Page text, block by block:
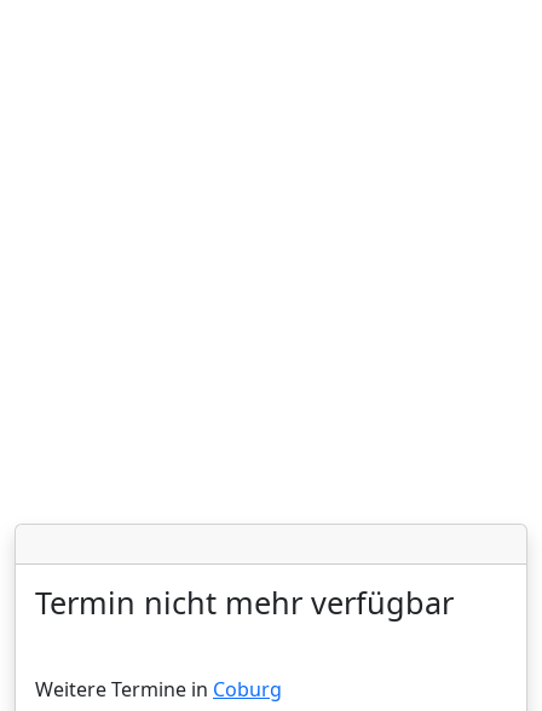
Termin nicht mehr verfügbar
Weitere Termine in Coburg